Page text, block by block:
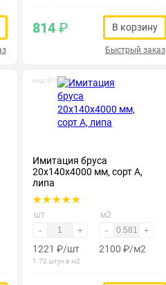
814₽ В корзину
Быстрый заказ
код: 316007
Имитация бруса
20х140х4000 мм, сорт А,
липа
шт
- +
1221 ₽/шт
1.72 штук в м2
м2
- +
2100 ₽/м2